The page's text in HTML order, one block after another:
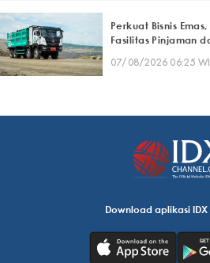
Perkuat Bisnis
Fasilitas Pinjaman
07/08/2026 06:25
Download aplikasi